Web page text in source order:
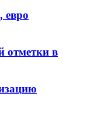
евро
отметки в